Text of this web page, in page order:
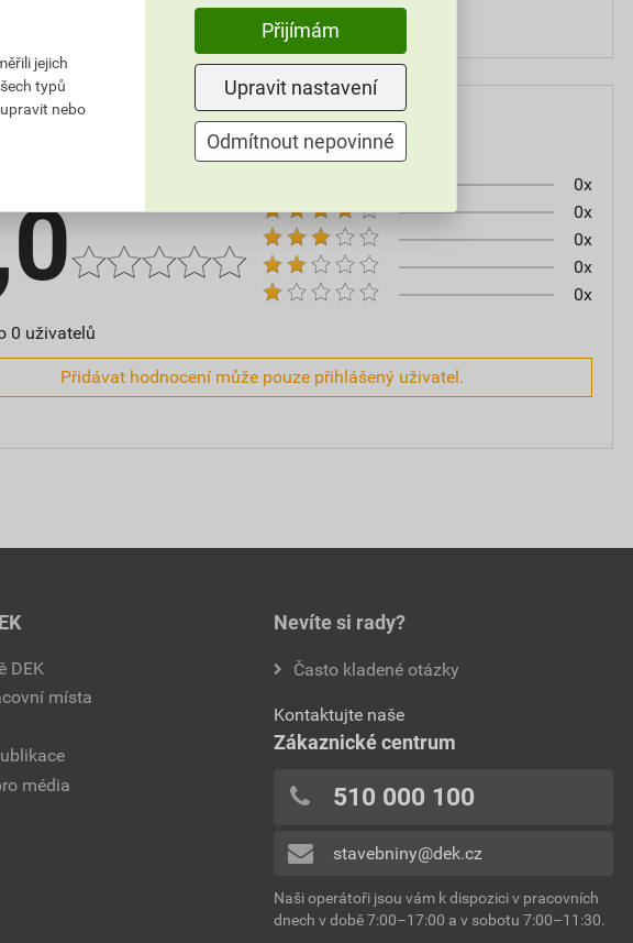
200 mm
0 uživatelů
0x
0x
0x
0x
0x
Přidávat hodnocení může pouze přihlášený uživatel.
DEK
místa
média
Nevíte si rady?
Často kladené otázky
Kontaktujte naše
Zákaznické centrum
510 000 100
stavebniny@dek.cz
Naši operátoři jsou vám k dispozici v pracovních
dnech v době 7:00–17:00 a v sobotu 7:00–11:30.
jejich
typů
nebo
Přijímám
Upravit nastavení
Odmítnout nepovinné